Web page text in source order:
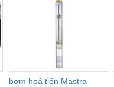
bơm hoả tiển Mastra